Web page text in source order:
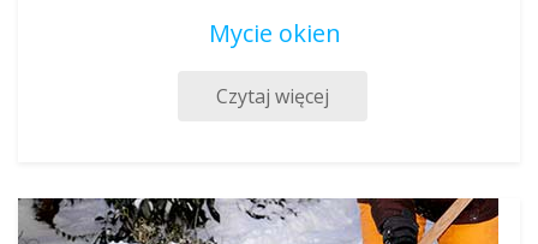
Mycie okien
Czytaj więcej